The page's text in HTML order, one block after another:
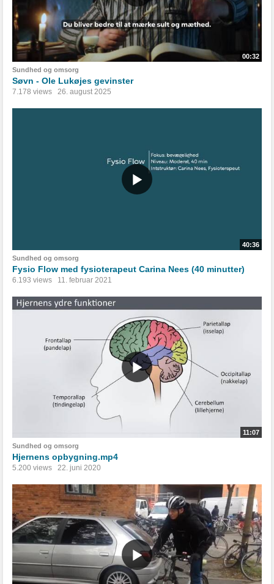
00:32
Sundhed og omsorg
Søvn - Ole Lukøjes gevinster
7.178 views 26. august 2025
40:36
Sundhed og omsorg
Fysio Flow med fysioterapeut Carina Nees (40 minutter)
6.193 views 11. februar 2021
11:07
Sundhed og omsorg
Hjernens opbygning.mp4
5.200 views 22. juni 2020